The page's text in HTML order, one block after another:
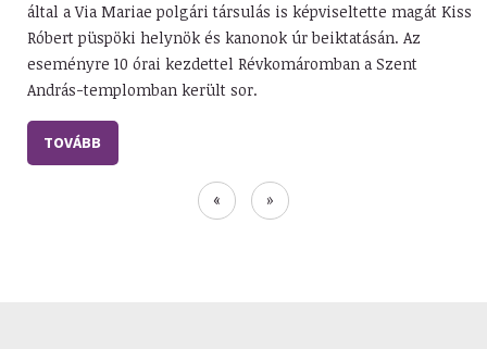
által a Via Mariae polgári társulás is képviseltette magát Kiss
Róbert püspöki helynök és kanonok úr beiktatásán. Az
eseményre 10 órai kezdettel Révkomáromban a Szent
András-templomban került sor.
TOVÁBB
Első
oldal
«
Utolsó
oldal
»